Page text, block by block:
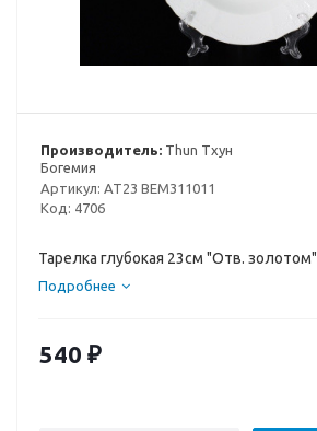
Производитель: Thun Тхун
Богемия
Артикул: AT23 BEM311011
Код: 4706
Тарелка глубокая 23см "Отв. золотом"
Подробнее
540 ₽